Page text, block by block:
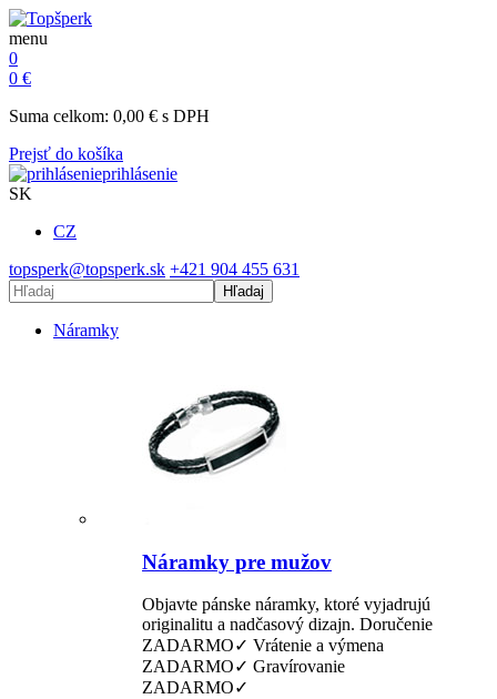
menu
0
0 €
Suma celkom: 0,00 € s DPH
Prejsť do košíka
prihlásenie
SK
CZ
topsperk@topsperk.sk +421 904 455 631
Hľadaj
Náramky
Náramky pre mužov
Objavte pánske náramky, ktoré vyjadrujú
originalitu a nadčasový dizajn. Doručenie
ZADARMO✓ Vrátenie a výmena
ZADARMO✓ Gravírovanie
ZADARMO✓